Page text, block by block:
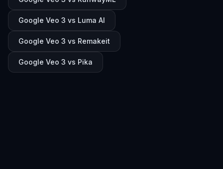
Google Veo 3 vs Luma AI
Google Veo 3 vs Remakeit
Google Veo 3 vs Pika